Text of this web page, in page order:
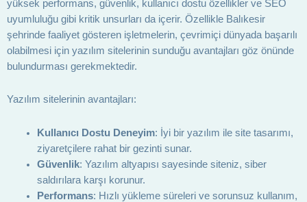
yüksek performans, güvenlik, kullanıcı dostu özellikler ve SEO
uyumluluğu gibi kritik unsurları da içerir. Özellikle Balıkesir
şehrinde faaliyet gösteren işletmelerin, çevrimiçi dünyada başarılı
olabilmesi için yazılım sitelerinin sunduğu avantajları göz önünde
bulundurması gerekmektedir.
Yazılım sitelerinin avantajları:
Kullanıcı Dostu Deneyim: İyi bir yazılım ile site tasarımı,
ziyaretçilere rahat bir gezinti sunar.
Güvenlik: Yazılım altyapısı sayesinde siteniz, siber
saldırılara karşı korunur.
Performans: Hızlı yükleme süreleri ve sorunsuz kullanım,